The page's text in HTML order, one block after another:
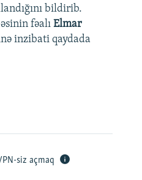
bildirib.
fəalı Elmar
inzibati qaydada
siz açmaq